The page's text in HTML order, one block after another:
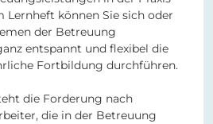
Lernheft können Sie sich oder
der Betreuung
entspannt und flexibel die
Fortbildung durchführen.
die Forderung nach
die in der Betreuung